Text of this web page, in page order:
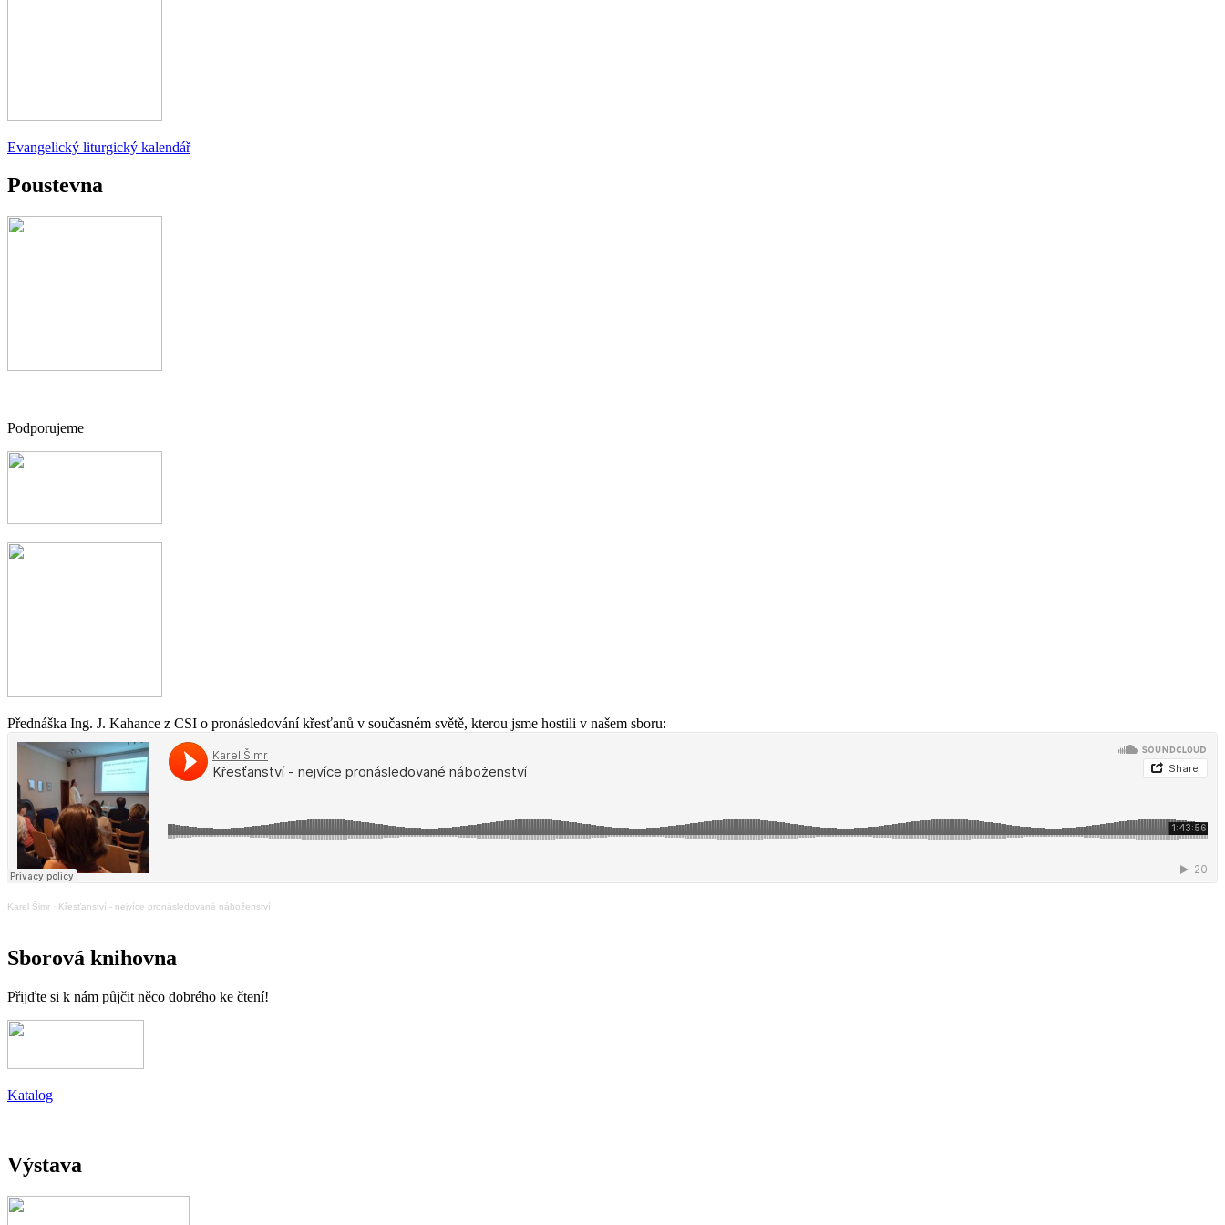
Evangelický liturgický kalendář
Poustevna
Podporujeme
Přednáška Ing. J. Kahance z CSI o pronásledování křesťanů v současném světě, kterou jsme hostili v našem sboru:
Karel Šimr · Křesťanství - nejvíce pronásledované náboženství
Sborová knihovna
Přijďte si k nám půjčit něco dobrého ke čtení!
Katalog
Výstava